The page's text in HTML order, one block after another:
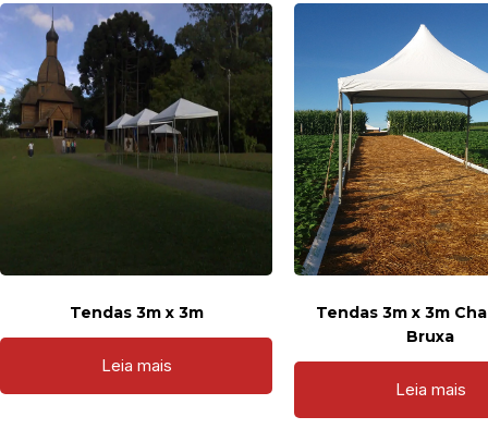
Tendas 3m x 3m
Leia mais
Tendas 3m x 3m
Bruxa
Leia mais